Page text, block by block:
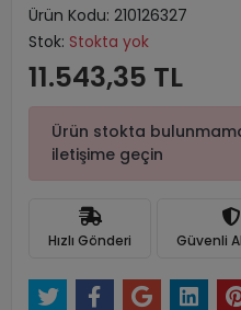
Ürün Kodu: 210126327
Stok: Stokta yok
11.543,35 TL
Ürün stokta
iletişime geçin
Hızlı Gönderi Güvenli